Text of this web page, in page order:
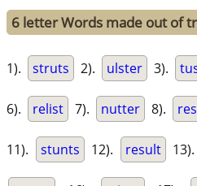
6 letter Words made out of
1). struts 2). ulster 3).
6). relist 7). nutter 8).
11). stunts 12). result 13).